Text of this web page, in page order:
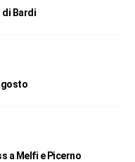
Bardi
a Melfi e Picerno